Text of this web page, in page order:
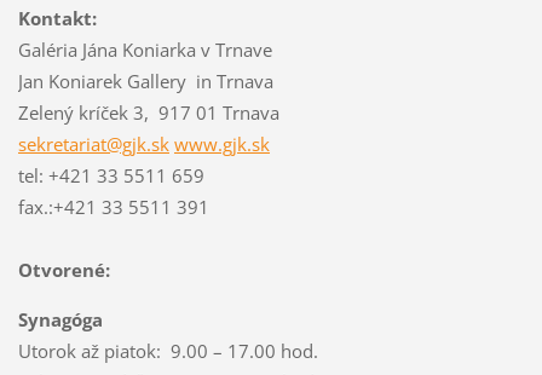
Kontakt:
Galéria Jána Koniarka v Trnave
Jan Koniarek Gallery in Trnava
Zelený kríček 3, 917 01 Trnava
sekretariat@gjk.sk www.gjk.sk
tel: +421 33 5511 659
fax.:+421 33 5511 391
Otvorené:
Synagóga
Utorok až piatok: 9.00 – 17.00 hod.